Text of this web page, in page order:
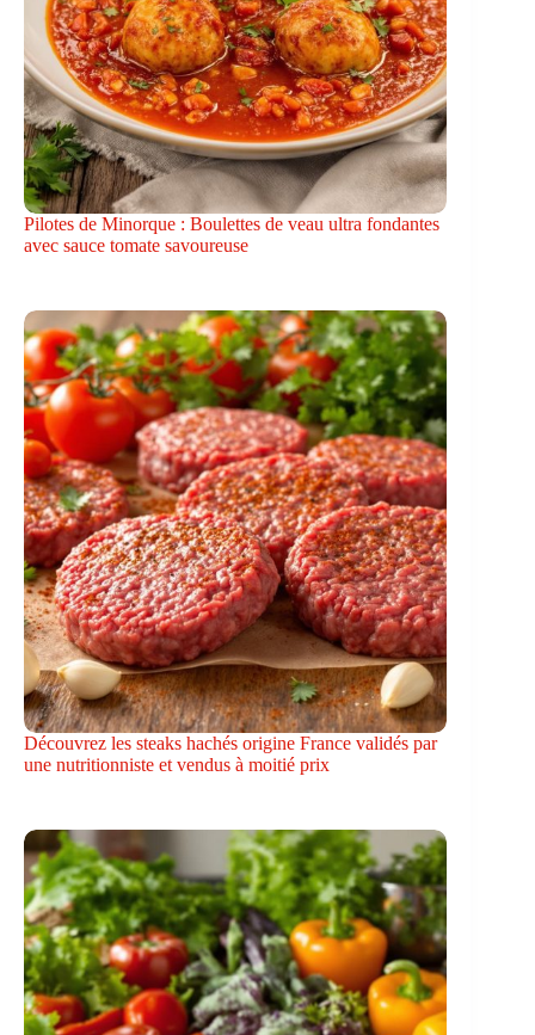
Pilotes de Minorque : Boulettes de veau ultra fondantes
avec sauce tomate savoureuse
Découvrez les steaks hachés origine France validés par
une nutritionniste et vendus à moitié prix